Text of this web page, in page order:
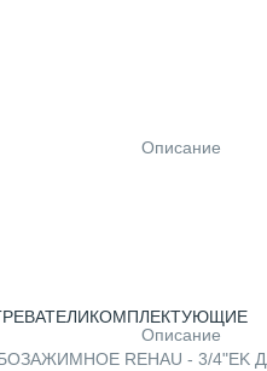
КОМПЛЕКТУЮЩИЕ
Описание
Описание
REHAU - 3/4"EK